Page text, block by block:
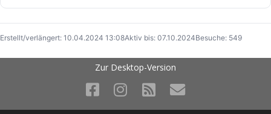
Erstellt/verlängert: 10.04.2024 13:08Aktiv bis: 07.10.2024Besuche: 549
Zur Desktop-Version